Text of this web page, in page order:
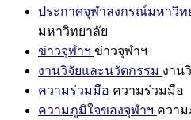
ประกาศจุฬาลงกรณ์มหาวิท
มหาวิทยาลัย
ข่าวจุฬาฯ ข่าวจุฬาฯ
งานวิจัยและนวัตกรรม งาน
ความร่วมมือ ความร่วมมือ
ความภูมิใจของจุฬาฯ ความ